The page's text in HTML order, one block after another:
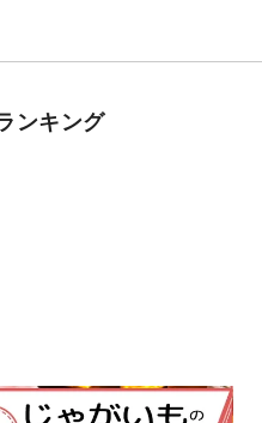
ンキング